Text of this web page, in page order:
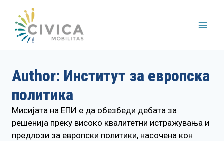
content
Author: Институт за европска
политика
Мисијата на ЕПИ е да обезбеди дебата за
решенија преку високо квалитетни истражувања и
предлози за европски политики, насочена кон